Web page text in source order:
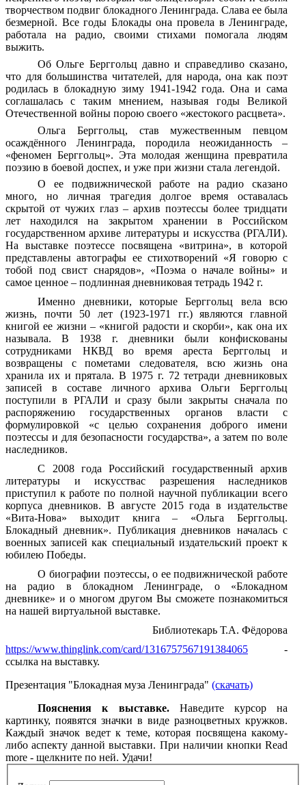
творчеством подвиг блокадного Ленинграда. Слава ее была
безмерной. Все годы Блокады она провела в Ленинграде,
работала на радио, своими стихами помогала людям
выжить.
Об Ольге Берггольц давно и справедливо сказано,
что для большинства читателей, для народа, она как поэт
родилась в блокадную зиму 1941-1942 года. Она и сама
соглашалась с таким мнением, называя годы Великой
Отечественной войны порою своего «жестокого расцвета».
Ольга Берггольц, став мужественным певцом
осаждённого Ленинграда, породила неожиданность –
«феномен Берггольц». Эта молодая женщина превратила
поэзию в боевой доспех, и уже при жизни стала легендой.
О ее подвижнической работе на радио сказано
много, но личная трагедия долгое время оставалась
скрытой от чужих глаз – архив поэтессы более тридцати
лет находился на закрытом хранении в Российском
государственном архиве литературы и искусства (РГАЛИ).
На выставке поэтессе посвящена «витрина», в которой
представлены автографы ее стихотворений «Я говорю с
тобой под свист снарядов», «Поэма о начале войны» и
самое ценное – подлинная дневниковая тетрадь 1942 г.
Именно дневники, которые Берггольц вела всю
жизнь, почти 50 лет (1923-1971 гг.) являются главной
книгой ее жизни – «книгой радости и скорби», как она их
называла. В 1938 г. дневники были конфискованы
сотрудниками НКВД во время ареста Берггольц и
возвращены с пометами следователя, всю жизнь она
хранила их и прятала. В 1975 г. 72 тетради дневниковых
записей в составе личного архива Ольги Берггольц
поступили в РГАЛИ и сразу были закрыты сначала по
распоряжению государственных органов власти с
формулировкой «с целью сохранения доброго имени
поэтессы и для безопасности государства», а затем по воле
наследников.
С 2008 годаРоссийский государственный архив
литературы и искусствас разрешения наследников
приступил к работе по полной научной публикации всего
корпуса дневников. В августе 2015 года в издательстве
«Вита-Нова» выходит книга – «Ольга Берггольц.
Блокадный дневник». Публикация дневников началась с
военных записей как специальный издательский проект к
юбилею Победы.
О биографии поэтессы, о ее подвижнической работе
на радио в блокадном Ленинграде, о «Блокадном
дневнике» и о многом другом Вы сможете познакомиться
на нашей виртуальной выставке.
Библиотекарь Т.А. Фёдорова
https://www.thinglink.com/card/1316757567191384065 -
ссылка на выставку.
Презентация "Блокадная муза Ленинграда" (скачать)
Пояснения к выставке.Наведите курсор на
картинку, появятся значки в виде разноцветных кружков.
Каждый значок ведет к теме, которая посвящена какому-
либо аспекту данной выставки. При наличии кнопки Read
more - щелкните по ней. Удачи!